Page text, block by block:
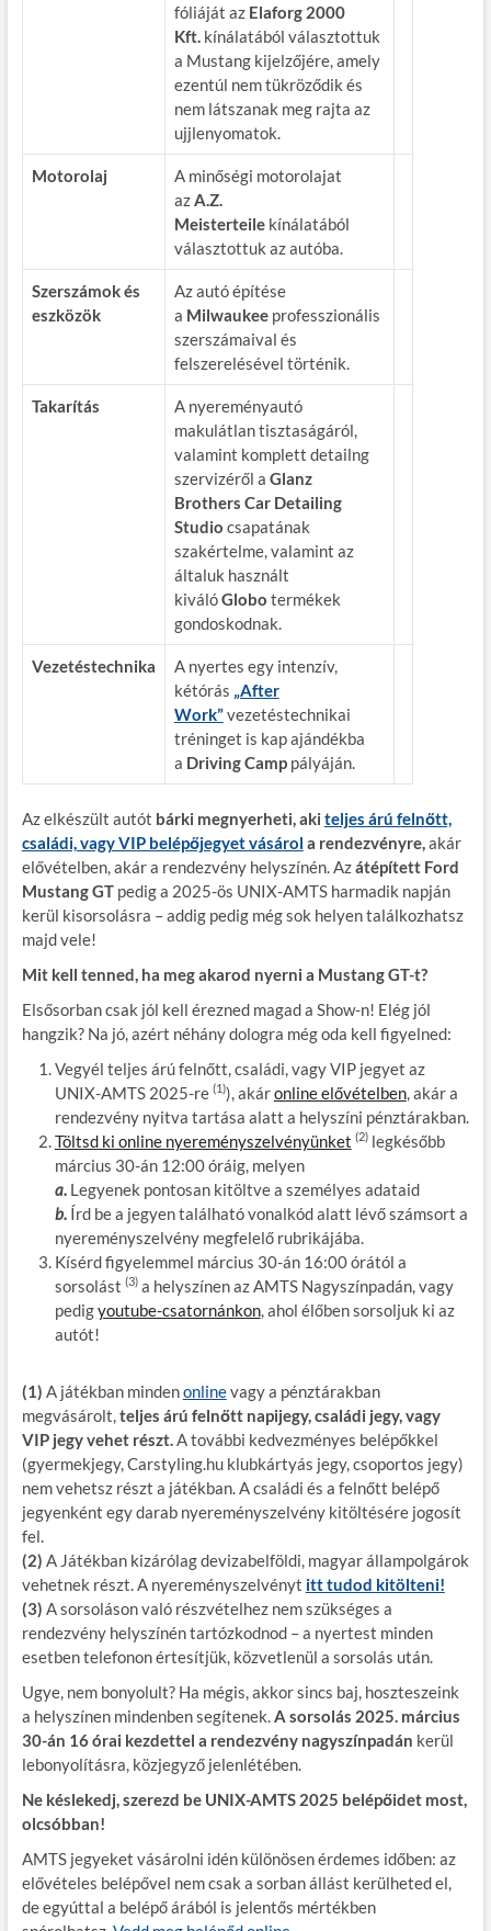
fóliáját az Elaforg 2000
Kft.kínálatából választottuk
a Mustang kijelzőjére, amely
ezentúl nem tükröződik és
nem látszanak meg rajta az
ujjlenyomatok.
Motorolaj
A minőségi motorolajat
azA.Z.
Meisterteile kínálatából
választottuk az autóba.
Szerszámok és
eszközök
Az autó építése
a Milwaukeeprofesszionális
szerszámaival és
felszerelésével történik.
Takarítás
A nyereményautó
makulátlan tisztaságáról,
valamint komplett detailng
szervizéről a Glanz
Brothers Car Detailing
Studio csapatának
szakértelme, valamint az
általuk használt
kiválóGlobo termékek
gondoskodnak.
Vezetéstechnika
A nyertes egy intenzív,
kétórás „After
Work”vezetéstechnikai
tréninget is kap ajándékba
a Driving Camppályáján.
Az elkészült autót bárki megnyerheti, aki teljes árú felnőtt,
családi, vagy VIP belépőjegyet vásárol a rendezvényre,akár
elővételben, akár a rendezvény helyszínén. Azátépített Ford
Mustang GT pedig a 2025-ös UNIX-AMTS harmadik napján
kerül kisorsolásra – addig pedig még sok helyen találkozhatsz
majd vele!
Mit kell tenned, ha meg akarod nyerni a Mustang GT-t?
Elsősorban csak jól kell érezned magad a Show-n! Elég jól
hangzik? Na jó, azért néhány dologra még oda kell figyelned:
Vegyél teljes árú felnőtt, családi, vagy VIP jegyet az
UNIX-AMTS 2025-re (1)), akáronline elővételben, akár a
rendezvény nyitva tartása alatt a helyszíni pénztárakban.
Töltsd ki online nyereményszelvényünket (2)legkésőbb
március 30-án 12:00 óráig, melyen
a.Legyenek pontosan kitöltve a személyes adataid
b. Írd be a jegyen található vonalkód alatt lévő számsort a
nyereményszelvény megfelelő rubrikájába.
Kísérd figyelemmel március 30-án 16:00 órától a
sorsolást (3)a helyszínen az AMTS Nagyszínpadán, vagy
pedigyoutube-csatornánkon, ahol élőben sorsoljuk ki az
autót!
(1) A játékban mindenonlinevagy a pénztárakban
megvásárolt,teljes árú felnőtt napijegy, családi jegy, vagy
VIP jegyvehet részt.A további kedvezményes belépőkkel
(gyermekjegy, Carstyling.hu klubkártyás jegy, csoportos jegy)
nem vehetsz részt a játékban. A családi és a felnőtt belépő
jegyenként egy darab nyereményszelvény kitöltésére jogosít
fel.
(2) A Játékban kizárólag devizabelföldi, magyar állampolgárok
vehetnek részt. A nyereményszelvényt itt tudod kitölteni!
(3) A sorsoláson való részvételhez nem szükséges a
rendezvény helyszínén tartózkodnod – a nyertest minden
esetben telefonon értesítjük, közvetlenül a sorsolás után.
Ugye, nem bonyolult? Ha mégis, akkor sincs baj, hoszteszeink
a helyszínen mindenben segítenek.A sorsolás 2025. március
30-án 16 órai kezdettel a rendezvény nagyszínpadán kerül
lebonyolításra, közjegyző jelenlétében.
Ne késlekedj, szerezd be UNIX-AMTS 2025 belépőidet most,
olcsóbban!
AMTS jegyeket vásárolni idén különösen érdemes időben: az
elővételes belépővel nem csak a sorban állást kerülheted el,
de egyúttal a belépő árából is jelentős mértékben